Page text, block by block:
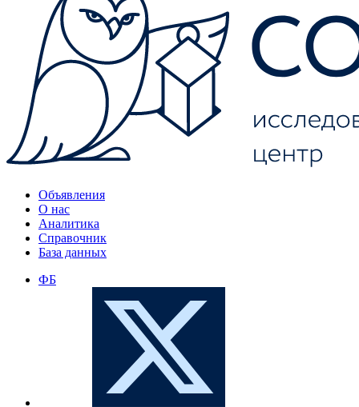
Объявления
О нас
Аналитика
Справочник
База данных
ФБ